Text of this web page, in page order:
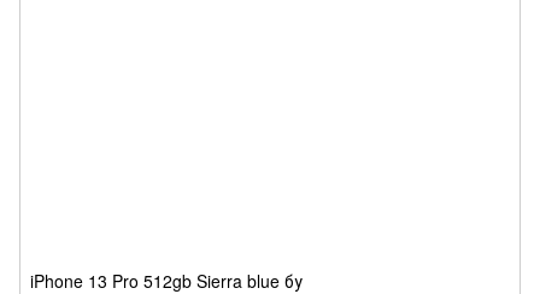
iPhone 13 Pro 512gb Sierra blue бу